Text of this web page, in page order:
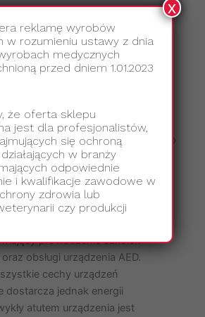
to wysokiej jakości produkt
najdłuższą na rynku
wynoszącą
dla podobnych produktów jest
lat). To co warto podkreślić,
użytkowe. Manekiny bardzo
gdyż skóra fantomu jest
to najbardziej kompaktowy,
prowadzenie szkoleń
obsługi urządzenia AED.
cechy urządzeń
dostarcza jednak energii
atutem urządzenia jest
reklamę wyrobów
w rozumieniu ustawy z dnia
medycznych
przed dniem 1.01.2023
że oferta sklepu
jest dla profesjonalistów,
się ochroną
w branży
odpowiednie
i kwalifikacje zawodowe w
zdrowia lub
czy produkcji
x